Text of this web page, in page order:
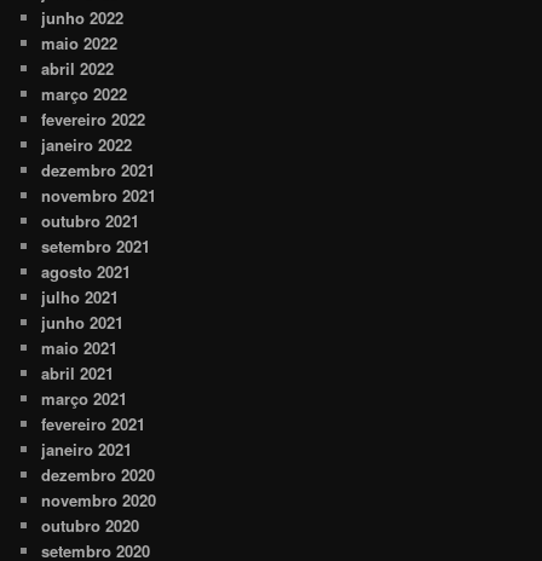
junho 2022
maio 2022
abril 2022
março 2022
fevereiro 2022
janeiro 2022
dezembro 2021
novembro 2021
outubro 2021
setembro 2021
agosto 2021
julho 2021
junho 2021
maio 2021
abril 2021
março 2021
fevereiro 2021
janeiro 2021
dezembro 2020
novembro 2020
outubro 2020
setembro 2020